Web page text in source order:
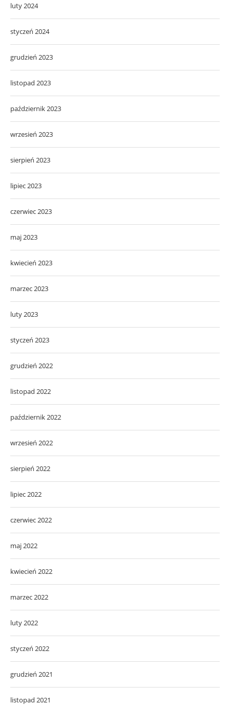
luty 2024
styczeń 2024
grudzień 2023
listopad 2023
październik 2023
wrzesień 2023
sierpień 2023
lipiec 2023
czerwiec 2023
maj 2023
kwiecień 2023
marzec 2023
luty 2023
styczeń 2023
grudzień 2022
listopad 2022
październik 2022
wrzesień 2022
sierpień 2022
lipiec 2022
czerwiec 2022
maj 2022
kwiecień 2022
marzec 2022
luty 2022
styczeń 2022
grudzień 2021
listopad 2021